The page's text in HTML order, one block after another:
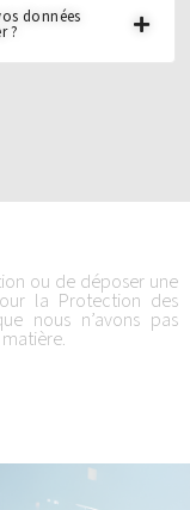
données
?
ou de déposer une
la Protection des
nous n’avons pas